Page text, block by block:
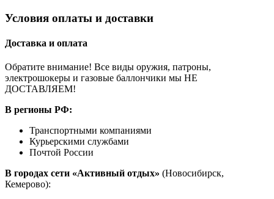
Условия оплаты и доставки
Доставка и оплата
Обратите внимание! Все виды оружия, патроны,
электрошокеры и газовые баллончики мы НЕ
ДОСТАВЛЯЕМ!
В регионы РФ:
Транспортными компаниями
Курьерскими службами
Почтой России
В городах сети «Активный отдых» (Новосибирск,
Кемерово):